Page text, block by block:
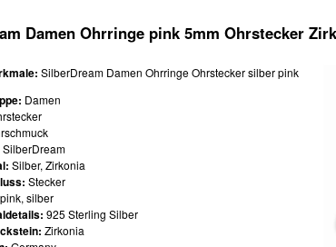
Damen Ohrringe pink 5mm Ohrstecker
SilberDream Damen Ohrringe Ohrstecker silber pink
Damen
SilberDream
Silber, Zirkonia
Stecker
pink, silber
925 Sterling Silber
Zirkonia